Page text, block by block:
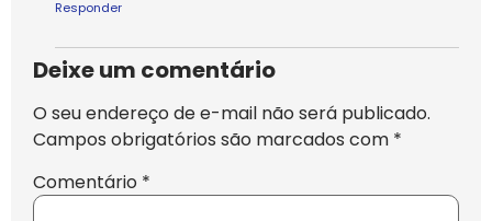
Responder
Deixe um comentário
O seu endereço de e-mail não será publicado.
Campos obrigatórios são marcados com *
Comentário *